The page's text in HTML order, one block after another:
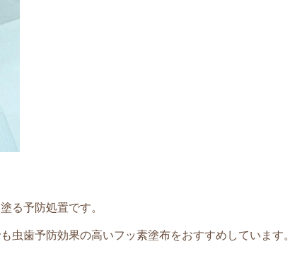
る予防処置です。
歯予防効果の高いフッ素塗布をおすすめしています。